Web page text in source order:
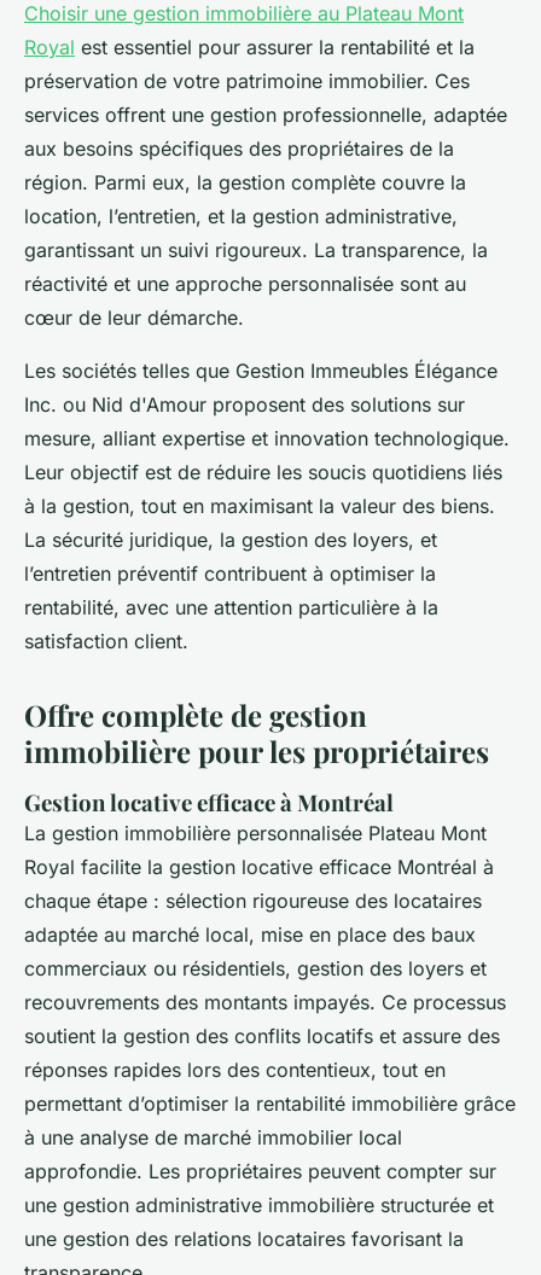
Choisir une gestion immobilière au Plateau Mont
Royal est essentiel pour assurer la rentabilité et la
préservation de votre patrimoine immobilier. Ces
services offrent une gestion professionnelle, adaptée
aux besoins spécifiques des propriétaires de la
région. Parmi eux, la gestion complète couvre la
location, l’entretien, et la gestion administrative,
garantissant un suivi rigoureux. La transparence, la
réactivité et une approche personnalisée sont au
cœur de leur démarche.
Les sociétés telles que Gestion Immeubles Élégance
Inc. ou Nid d'Amour proposent des solutions sur
mesure, alliant expertise et innovation technologique.
Leur objectif est de réduire les soucis quotidiens liés
à la gestion, tout en maximisant la valeur des biens.
La sécurité juridique, la gestion des loyers, et
l’entretien préventif contribuent à optimiser la
rentabilité, avec une attention particulière à la
satisfaction client.
Offre complète de gestion
immobilière pour les propriétaires
Gestion locative efficace à Montréal
La gestion immobilière personnalisée Plateau Mont
Royal facilite la gestion locative efficace Montréal à
chaque étape : sélection rigoureuse des locataires
adaptée au marché local, mise en place des baux
commerciaux ou résidentiels, gestion des loyers et
recouvrements des montants impayés. Ce processus
soutient la gestion des conflits locatifs et assure des
réponses rapides lors des contentieux, tout en
permettant d’optimiser la rentabilité immobilière grâce
à une analyse de marché immobilier local
approfondie. Les propriétaires peuvent compter sur
une gestion administrative immobilière structurée et
une gestion des relations locataires favorisant la